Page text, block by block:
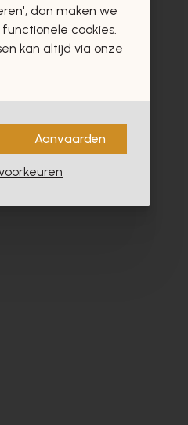
dan maken we
cookies.
kan altijd via onze
Aanvaarden